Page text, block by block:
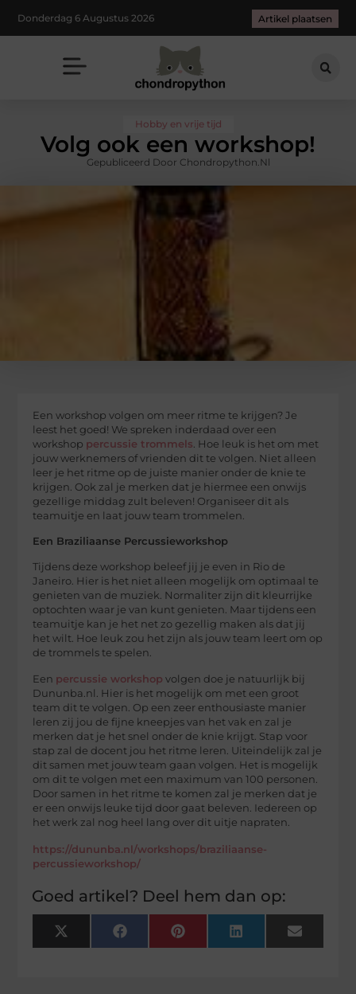
Donderdag 6 Augustus 2026 Artikel plaatsen
Hobby en vrije tijd
Volg ook een workshop!
Gepubliceerd Door Chondropython.nl
Een workshop volgen om meer ritme te krijgen? Je
leest het goed! We spreken inderdaad over een
workshop percussie trommels . Hoe leuk is het om met
jouw werknemers of vrienden dit te volgen. Niet alleen
leer je het ritme op de juiste manier onder de knie te
krijgen. Ook zal je merken dat je hiermee een onwijs
gezellige middag zult beleven! Organiseer dit als
teamuitje en laat jouw team trommelen.
Een Braziliaanse Percussieworkshop
Tijdens deze workshop beleef jij je even in Rio de
Janeiro. Hier is het niet alleen mogelijk om optimaal te
genieten van de muziek. Normaliter zijn dit kleurrijke
optochten waar je van kunt genieten. Maar tijdens een
teamuitje kan je het net zo gezellig maken als dat jij
het wilt. Hoe leuk zou het zijn als jouw team leert om op
de trommels te spelen.
Een percussie workshop volgen doe je natuurlijk bij
Dununba.nl. Hier is het mogelijk om met een groot
team dit te volgen. Op een zeer enthousiaste manier
leren zij jou de fijne kneepjes van het vak en zal je
merken dat je het snel onder de knie krijgt. Stap voor
stap zal de docent jou het ritme leren. Uiteindelijk zal je
dit samen met jouw team gaan volgen. Het is mogelijk
om dit te volgen met een maximum van 100 personen.
Door samen in het ritme te komen zal je merken dat je
er een onwijs leuke tijd door gaat beleven. Iedereen op
het werk zal nog heel lang over dit uitje napraten.
https://dununba.nl/workshops/braziliaanse-
percussieworkshop/
Goed artikel? Deel hem dan op:
X
(Twitter)
FacebookPinterest LinkedIn Email